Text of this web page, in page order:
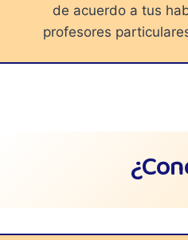
de acuerdo a tus
profesores